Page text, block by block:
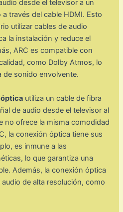
desde el televisor a un
través del cable HDMI. Esto
utilizar cables de audio
la instalación y reduce el
ARC es compatible con
como Dolby Atmos, lo
de sonido envolvente.
utiliza un cable de fibra
de audio desde el televisor al
no ofrece la misma comodidad
la conexión óptica tiene sus
es inmune a las
lo que garantiza una
Además, la conexión óptica
de alta resolución, como